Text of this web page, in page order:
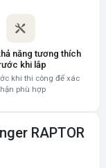
năng tương thích
khi lắp
khi thi công để xác
phù hợp
RAPTOR